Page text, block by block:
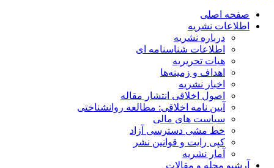
صفحه اصلی
اطلاعات نشریه
درباره نشریه
اطلاعات شناسنامه ای
هیات تحریریه
اهداف و زمینه‌ها
اخبار نشریه
اصول اخلاقی انتشار مقاله
آیین نامه اخلاقی: مطالعه روانشناختی
سیاست های مالی
خط مشی دسترسی آزاد
کپی رایت و قوانین نشر
آمار نشریه
آرشیو مجله و مقالات